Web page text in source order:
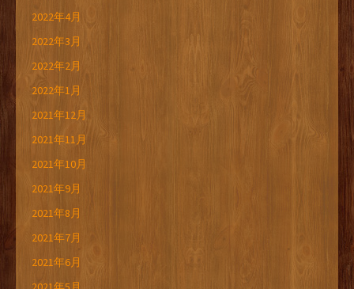
2022年4月
2022年3月
2022年2月
2022年1月
2021年12月
2021年11月
2021年10月
2021年9月
2021年8月
2021年7月
2021年6月